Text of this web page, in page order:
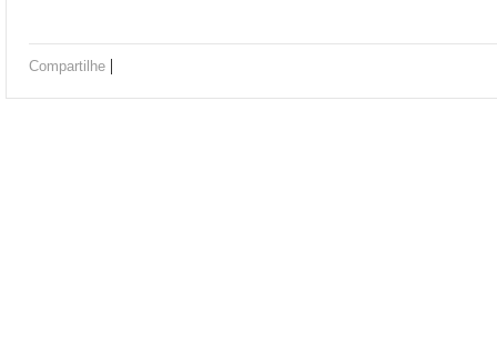
Compartilhe |